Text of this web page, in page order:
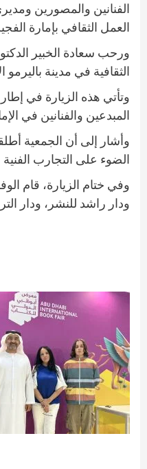
الفنانين والمصورين
العمل الثقافي بإمارة
ورحب سعادة الخبير
الثقافية في مدينة
وتأتي هذه الزيارة في
المبدعين والفنانين في
وأشار إلى أن الجمعية
الضوء على التجارب الفنية
وفي ختام الزيارة، قام
ودار راشد للنشر، ودار